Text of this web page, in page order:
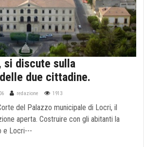
si discute sulla
due cittadine.
redazione 1913
del Palazzo municipale di Locri, il
aperta. Costruire con gli abitanti la
e Locri---